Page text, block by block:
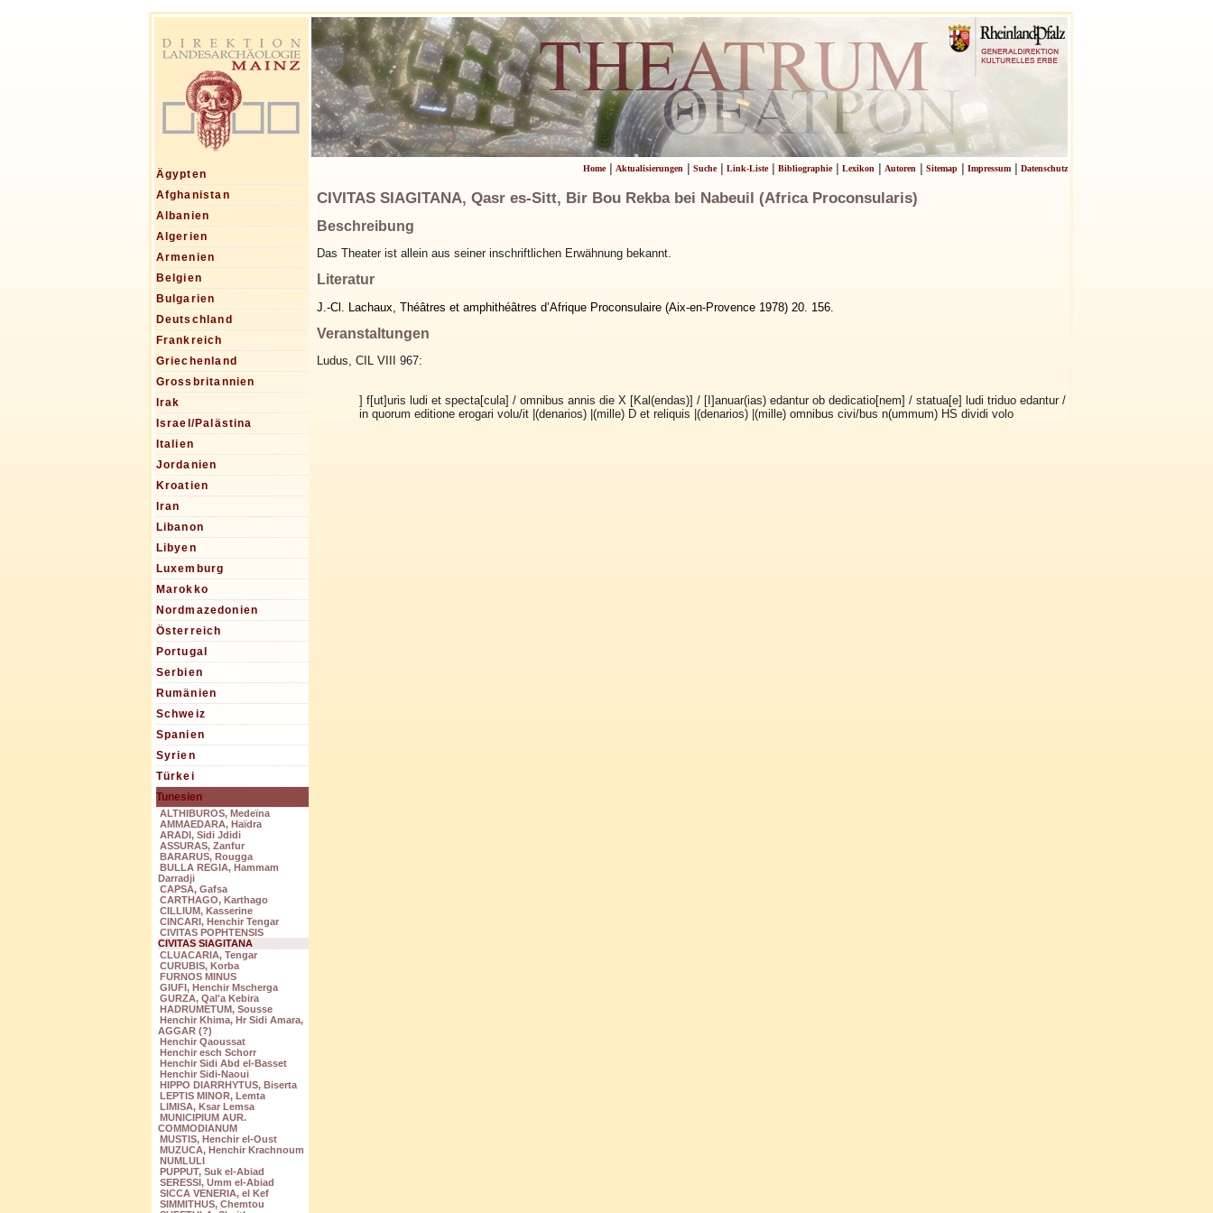
Ägypten
Afghanistan
Albanien
Algerien
Armenien
Belgien
Bulgarien
Deutschland
Frankreich
Griechenland
Grossbritannien
Irak
Israel/Palästina
Italien
Jordanien
Kroatien
Iran
Libanon
Libyen
Luxemburg
Marokko
Nordmazedonien
Österreich
Portugal
Serbien
Rumänien
Schweiz
Spanien
Syrien
Türkei
Tunesien
ALTHIBUROS, Medeïna
AMMAEDARA, Haïdra
ARADI, Sidi Jdidi
ASSURAS, Zanfur
BARARUS, Rougga
BULLA REGIA, Hammam
Darradji
CAPSA, Gafsa
CARTHAGO, Karthago
CILLIUM, Kasserine
CINCARI, Henchir Tengar
CIVITAS POPHTENSIS
CIVITAS SIAGITANA
CLUACARIA, Tengar
CURUBIS, Korba
FURNOS MINUS
GIUFI, Henchir Mscherga
GURZA, Qal'a Kebira
HADRUMETUM, Sousse
Henchir Khima, Hr Sidi Amara,
AGGAR (?)
Henchir Qaoussat
Henchir esch Schorr
Henchir Sidi Abd el-Basset
Henchir Sidi-Naoui
HIPPO DIARRHYTUS, Biserta
LEPTIS MINOR, Lemta
LIMISA, Ksar Lemsa
MUNICIPIUM AUR.
COMMODIANUM
MUSTIS, Henchir el-Oust
MUZUCA, Henchir Krachnoum
NUMLULI
PUPPUT, Suk el-Abiad
SERESSI, Umm el-Abiad
SICCA VENERIA, el Kef
SIMMITHUS, Chemtou
Home| Aktualisierungen| Suche| Link-Liste| Bibliographie| Lexikon| Autoren| Sitemap| Impressum| Datenschutz
CIVITAS SIAGITANA, Qasr es-Sitt, Bir Bou Rekba bei Nabeuil (Africa Proconsularis)
Beschreibung
Das Theater ist allein aus seiner inschriftlichen Erwähnung bekannt.
Literatur
J.-Cl. Lachaux, Théâtres et amphithéâtres d’Afrique Proconsulaire (Aix-en-Provence 1978) 20. 156.
Veranstaltungen
Ludus, CIL VIII 967:
] f[ut]uris ludi et specta[cula] / omnibus annis die X [Kal(endas)] / [I]anuar(ias) edantur ob dedicatio[nem] / statua[e] ludi triduo edantur /
in quorum editione erogari volu/it |(denarios) |(mille) D et reliquis |(denarios) |(mille) omnibus civi/bus n(ummum) HS dividi volo